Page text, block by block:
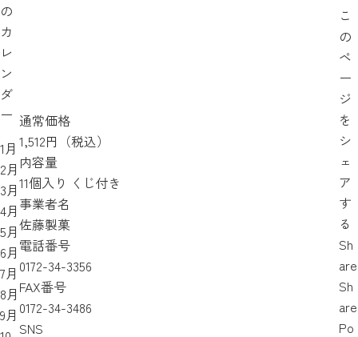
の
カ
レ
ン
ダ
ー
1月
2月
3月
4月
5月
6月
7月
8月
9月
通常価格
1,512円（税込）
内容量
11個入り くじ付き
事業者名
佐藤製菓
電話番号
0172-34-3356
FAX番号
0172-34-3486
SNS
こ
の
ペ
ー
ジ
を
シ
ェ
ア
す
る
Sh
are
Sh
are
Po